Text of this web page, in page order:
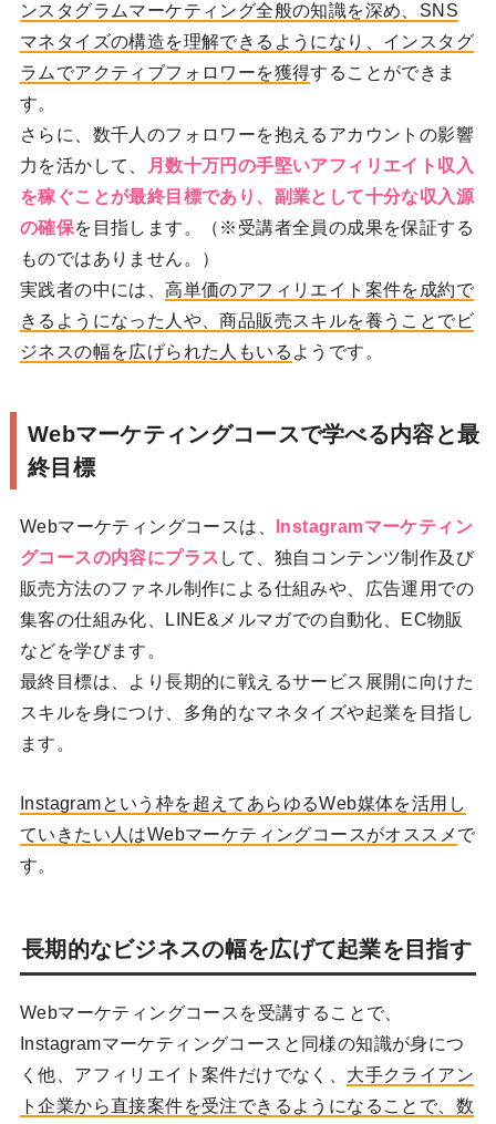
ンスタグラムマーケティング全般の知識を深め、SNS
マネタイズの構造を理解できるようになり、インスタグ
ラムでアクティブフォロワーを獲得することができま
す。
さらに、数千人のフォロワーを抱えるアカウントの影響
力を活かして、
月数十万円の手堅いアフィリエイト収入
を稼ぐことが最終目標であり、副業として十分な収入源
の確保を目指します。（※受講者全員の成果を保証する
ものではありません。）
実践者の中には、高単価のアフィリエイト案件を成約で
きるようになった人や、商品販売スキルを養うことでビ
ジネスの幅を広げられた人もいる ようです。
Webマーケティングコースで学べる内容と最
終目標
Webマーケティングコースは、
Instagramマーケティン
グコースの内容にプラス して、独自コンテンツ制作及び
販売方法のファネル制作による仕組みや、広告運用での
集客の仕組み化、LINE&メルマガでの自動化、EC物販
などを学びます。
最終目標は、より長期的に戦えるサービス展開に向けた
スキルを身につけ、多角的なマネタイズや起業を目指し
ます。
Instagramという枠を超えてあらゆるWeb媒体を活用し
ていきたい人はWebマーケティングコースがオススメ で
す。
長期的なビジネスの幅を広げて起業を目指す
Webマーケティングコースを受講することで、
Instagramマーケティングコースと同様の知識が身につ
く他、アフィリエイト案件だけでなく、 大手クライアン
ト企業から直接案件を受注できるようになることで、数